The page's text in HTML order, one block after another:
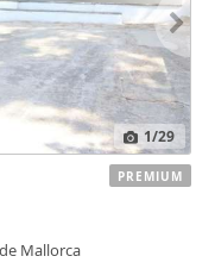
1/29
Mallorca
PREMIUM